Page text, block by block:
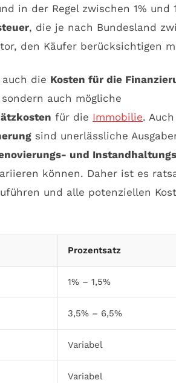
in der Regel zwischen 1% und
, die je nach Bundesland
den Käufer berücksichtigen
die Kosten für die
auch mögliche
für die Immobilie.
sind unerlässliche
und
können. Daher ist es
und alle potenziellen
Prozentsatz
1% – 1,5%
3,5% – 6,5%
Variabel
Variabel